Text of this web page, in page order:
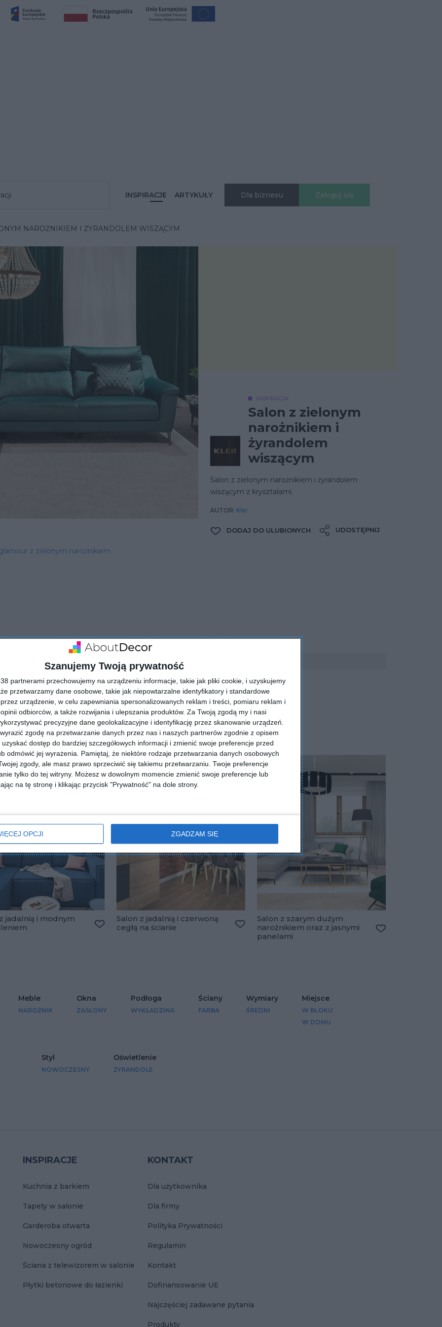
Szanujemy Twoją prywatność
partnerami przechowujemy na urządzeniu informacje, takie jak pliki cookie, i uzyskujemy
przetwarzamy dane osobowe, takie jak niepowtarzalne identyfikatory i standardowe
przez urządzenie, w celu zapewniania spersonalizowanych reklam i treści, pomiaru reklam i
odbiorców, a także rozwijania i ulepszania produktów. Za Twoją zgodą my i nasi
precyzyjne dane geolokalizacyjne i identyfikację przez skanowanie urządzeń.
zgodę na przetwarzanie danych przez nas i naszych partnerów zgodnie z opisem
dostęp do bardziej szczegółowych informacji i zmienić swoje preferencje przed
odmówić jej wyrażenia.
Pamiętaj, że niektóre rodzaje przetwarzania danych osobowych
zgody, ale masz prawo sprzeciwić się takiemu przetwarzaniu. Twoje preferencje
tylko do tej witryny. Możesz w dowolnym momencie zmienić swoje preferencje lub
na tę stronę i klikając przycisk "Prywatność" na dole strony.
OPCJI ZGADZAM SIĘ
INSPIRACJE ARTYKUŁY Dla biznesu Zaloguj się
NAROŻNIKIEM I ŻYRANDOLEM WISZĄCYM
INSPIRACJA
Salon z zielonym
narożnikiem i
żyrandolem
wiszącym
Salon z zielonym narożnikiem i żyrandolem
wiszącym z kryształami.
AUTOR: Kler
DODAJ DO ULUBIONYCH UDOSTĘPNIJ
z zielonym narożnikiem
ZADAJ PYTANIE
jadalnią i modnym
Salon z jadalnią i czerwoną
cegłą na ścianie
Dodaj do ulubionych
Salon z szarym dużym
narożnikiem oraz z jasnymi
panelami
Meble
NAROŻNIK
Okna
ZASŁONY
Podłoga
WYKŁADZINA
Ściany
FARBA
Wymiary
ŚREDNI
Miejsce
W BLOKU
W DOMU
Styl
NOWOCZESNY
Oświetlenie
ŻYRANDOLE
INSPIRACJE
Kuchnia z barkiem
Tapety w salonie
Garderoba otwarta
Nowoczesny ogród
Ściana z telewizorem w salonie
Płytki betonowe do łazienki
KONTAKT
Dla użytkownika
Dla firmy
Polityka Prywatności
Regulamin
Kontakt
Dofinansowanie UE
Najczęściej zadawane pytania
Produkty